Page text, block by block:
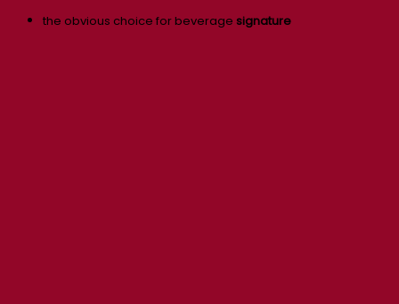
the obvious choice for beverage signature